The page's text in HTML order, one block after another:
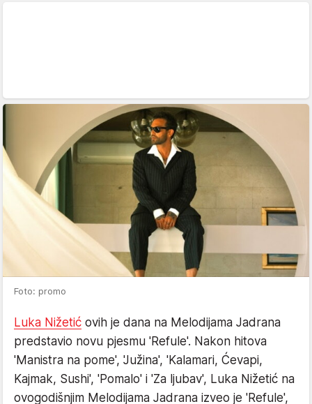
Foto: promo
Luka Nižetić ovih je dana na Melodijama Jadrana
predstavio novu pjesmu 'Refule'. Nakon hitova
'Manistra na pome', 'Južina', 'Kalamari, Ćevapi,
Kajmak, Sushi', 'Pomalo' i 'Za ljubav', Luka Nižetić na
ovogodišnjim Melodijama Jadrana izveo je 'Refule',